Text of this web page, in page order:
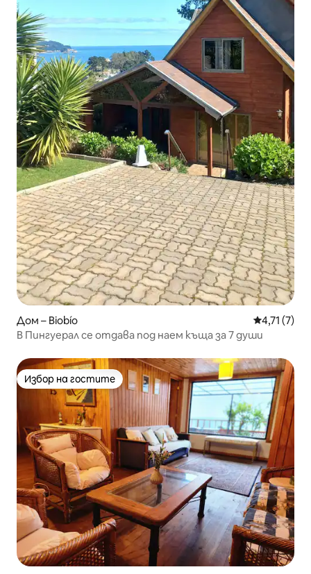
Дом – Biobío Средна
4,71 (7)
В Пингуерал се отдава под наем къща за 7 души
Избор на гостите
Избор на гостите